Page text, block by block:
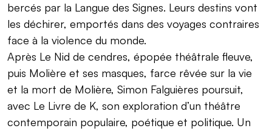
bercés par la Langue des Signes. Leurs destins vont
les déchirer, emportés dans des voyages contraires
face à la violence du monde.
Après Le Nid de cendres, épopée théâtrale fleuve,
puis Molière et ses masques, farce rêvée sur la vie
et la mort de Molière, Simon Falguières poursuit,
avec Le Livre de K, son exploration d’un théâtre
contemporain populaire, poétique et politique. Un